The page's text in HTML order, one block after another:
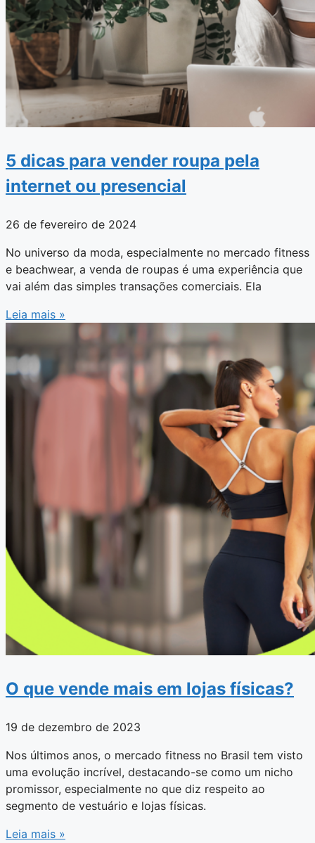
5 dicas para vender roupa pela
internet ou presencial
26 de fevereiro de 2024
No universo da moda, especialmente no mercado fitness
e beachwear, a venda de roupas é uma experiência que
vai além das simples transações comerciais. Ela
Leia mais »
O que vende mais em lojas físicas?
19 de dezembro de 2023
Nos últimos anos, o mercado fitness no Brasil tem visto
uma evolução incrível, destacando-se como um nicho
promissor, especialmente no que diz respeito ao
segmento de vestuário e lojas físicas.
Leia mais »